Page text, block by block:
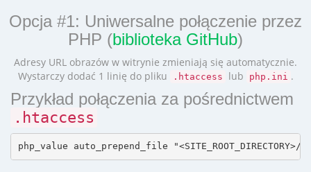
Opcja #1: Uniwersalne połączenie przez
PHP (biblioteka GitHub)
Adresy URL obrazów w witrynie zmieniają się automatycznie.
Wystarczy dodać 1 linię do pliku
.htaccess lub php.ini .
Przykład połączenia za pośrednictwem
.htaccess